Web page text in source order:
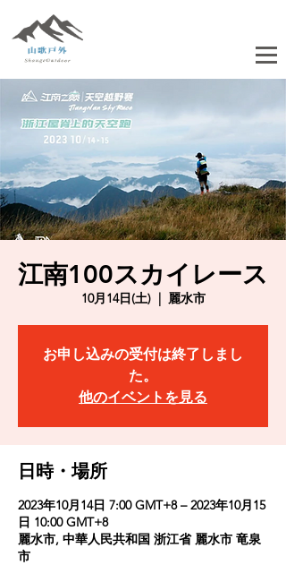
江南100スカイレース
10月14日(土)
  |
麗水市
お申し込みの受付は終了しまし
た。
他のイベントを見る
日時・場所
2023年10月14日 7:00 GMT+8 – 2023年10月15
日 10:00 GMT+8
麗水市, 中華人民共和国 浙江省 麗水市 竜泉
市